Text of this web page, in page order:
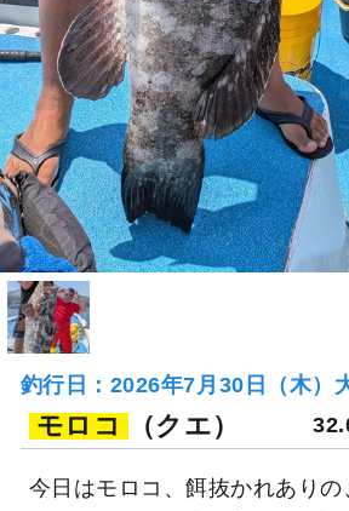
釣行日：2026年7月30日（木）
モロコ （クエ）
今日はモロコ、餌抜かれあり